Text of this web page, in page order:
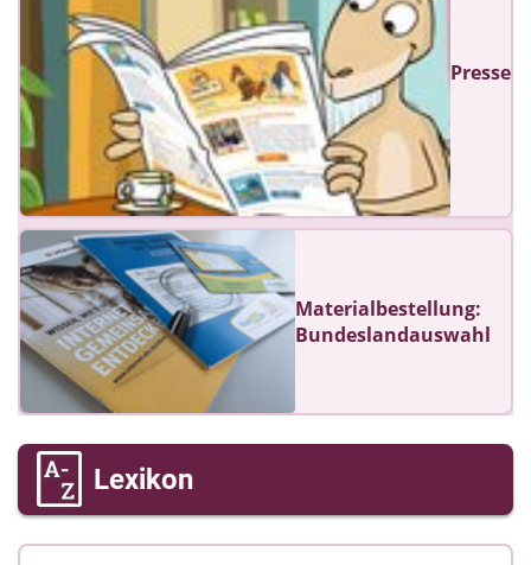
Presse
Materialbestellung:
Bundeslandauswahl
Lexikon